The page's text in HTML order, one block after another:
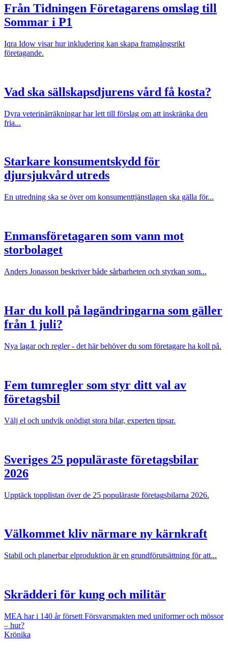
Från Tidningen Företagarens omslag till
Sommar i P1
Iqra Idow visar hur inkludering kan skapa framgångsrikt
företagande.
Vad ska sällskapsdjurens vård få kosta?
Dyra veterinärräkningar har lett till förslag om att inskränka den
fria...
Starkare konsumentskydd för
djursjukvård utreds
En utredning ska se över om konsumenttjänstlagen ska gälla för...
Enmansföretagaren som vann mot
storbolaget
Anders Jonasson beskriver både sårbarheten och styrkan som...
Har du koll på lagändringarna som gäller
från 1 juli?
Nya lagar och regler - det här behöver du som företagare ha koll på.
Fem tumregler som styr ditt val av
företagsbil
Välj el och undvik onödigt stora bilar, experten tipsar.
Sveriges 25 populäraste företagsbilar
2026
Upptäck topplistan över de 25 populäraste företagsbilarna 2026.
Välkommet kliv närmare ny kärnkraft
Stabil och planerbar elproduktion är en grundförutsättning för att...
Skrädderi för kung och militär
MEA har i 140 år försett Försvarsmakten med uniformer och mössor
– hur?
Krönika